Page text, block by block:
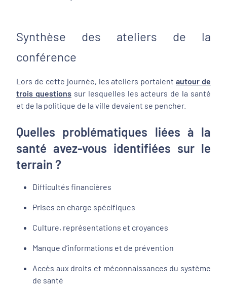
Synthèse des ateliers de la
conférence
Lors de cette journée, les ateliers portaientautour de
trois questions sur lesquelles les acteurs de la santé
et de la politique de la ville devaient se pencher.
Quelles problématiques liées à la
santé avez-vous identifiées sur le
terrain ?
Difficultés financières
Prises en charge spécifiques
Culture, représentations et croyances
Manque d’informations et de prévention
Accès aux droits et méconnaissances du système
de santé